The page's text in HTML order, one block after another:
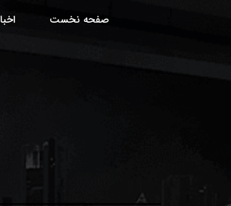
صفحه نخست